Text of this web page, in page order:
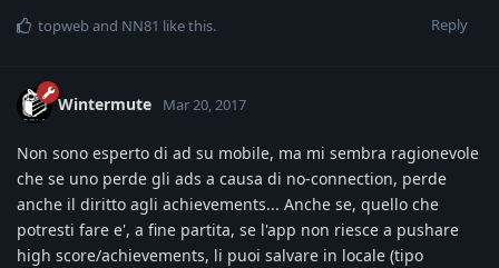
Reply
topweband NN81 like this.
Wintermute Mar 20, 2017
Non sono esperto di ad su mobile, ma mi sembra ragionevole
che se uno perde gli ads a causa di no-connection, perde
anche il diritto agli achievements... Anche se, quello che
potresti fare e', a fine partita, se l'app non riesce a pushare
high score/achievements, li puoi salvare in locale (tipo